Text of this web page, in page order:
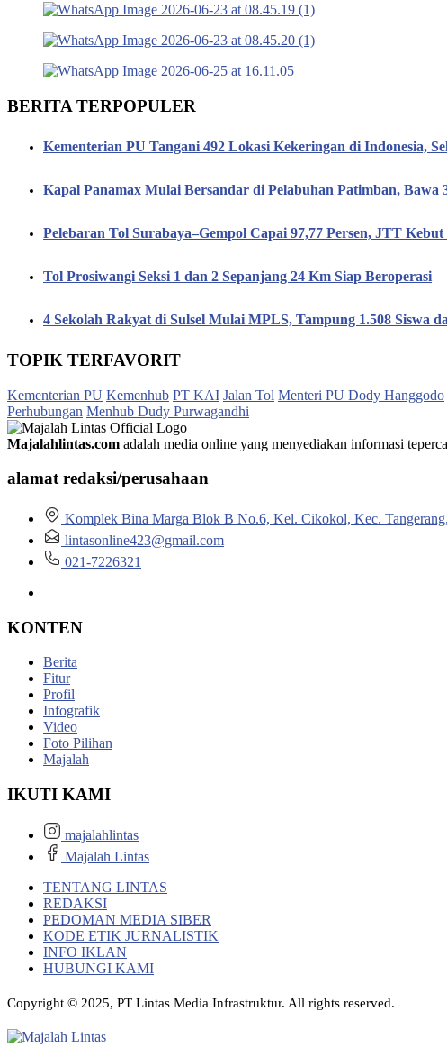
BERITA TERPOPULER
Kementerian PU Tangani 492 Lokasi Kekeringan di Indonesia,
Kapal Panamax Mulai Bersandar di Pelabuhan Patimban,
Pelebaran Tol Surabaya–Gempol Capai 97,77 Persen, JTT
Tol Prosiwangi Seksi 1 dan 2 Sepanjang 24 Km Siap Beroperasi
4 Sekolah Rakyat di Sulsel Mulai MPLS, Tampung 1.508 Siswa
TOPIK TERFAVORIT
Kementerian PU Kemenhub PT KAI Jalan Tol Menteri PU Dody Hanggodo
Perhubungan Menhub Dudy Purwagandhi
Majalahlintas.com adalah media online yang menyediakan informasi
alamat redaksi/perusahaan
Komplek Bina Marga Blok B No.6, Kel. Cikokol, Kec.
lintasonline423@gmail.com
021-7226321
KONTEN
Berita
Fitur
Profil
Infografik
Video
Foto Pilihan
Majalah
IKUTI KAMI
majalahlintas
Majalah Lintas
TENTANG LINTAS
REDAKSI
PEDOMAN MEDIA SIBER
KODE ETIK JURNALISTIK
INFO IKLAN
HUBUNGI KAMI
Copyright © 2025, PT Lintas Media Infrastruktur. All rights reserved.